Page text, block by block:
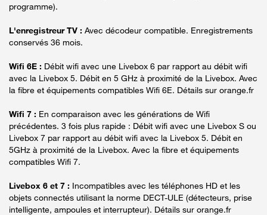
programme).
L'enregistreur TV : Avec décodeur compatible. Enregistrements
conservés 36 mois.
Wifi 6E : Débit wifi avec une Livebox 6 par rapport au débit wifi
avec la Livebox 5. Débit en 5 GHz à proximité de la Livebox. Avec
la fibre et équipements compatibles Wifi 6E. Détails sur orange.fr
Wifi 7 : En comparaison avec les générations de Wifi
précédentes. 3 fois plus rapide : Débit wifi avec une Livebox S ou
Livebox 7 par rapport au débit wifi avec la Livebox 5. Débit en
5GHz à proximité de la Livebox. Avec la fibre et équipements
compatibles Wifi 7.
Livebox 6 et 7 : Incompatibles avec les téléphones HD et les
objets connectés utilisant la norme DECT-ULE (détecteurs, prise
intelligente, ampoules et interrupteur). Détails sur orange.fr